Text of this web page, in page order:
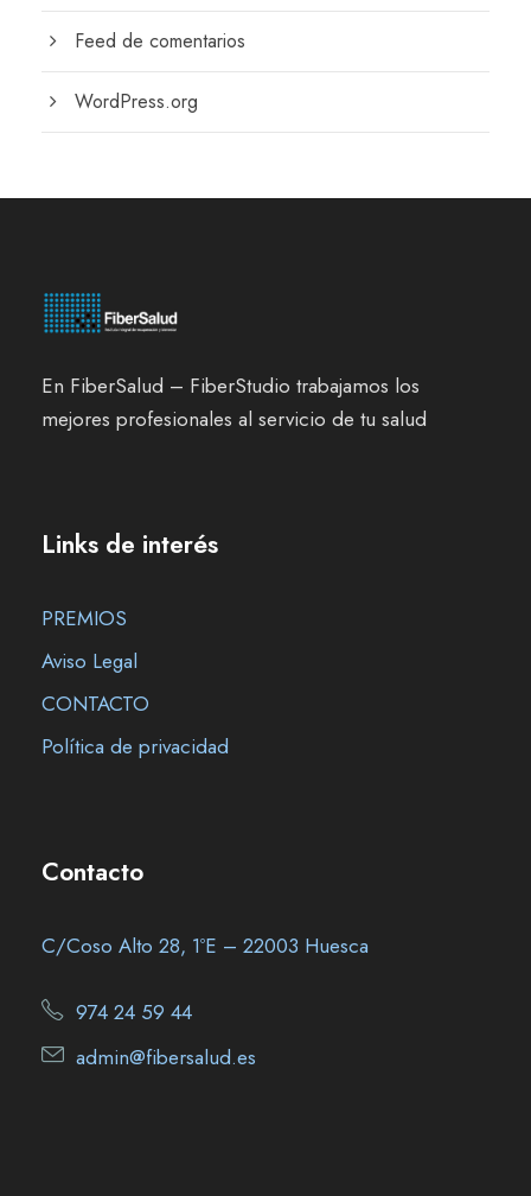
Feed de comentarios
WordPress.org
En FiberSalud – FiberStudio trabajamos los
mejores profesionales al servicio de tu salud
Links de interés
PREMIOS
Aviso Legal
CONTACTO
Política de privacidad
Contacto
C/Coso Alto 28, 1ºE – 22003 Huesca
974 24 59 44
admin@fibersalud.es